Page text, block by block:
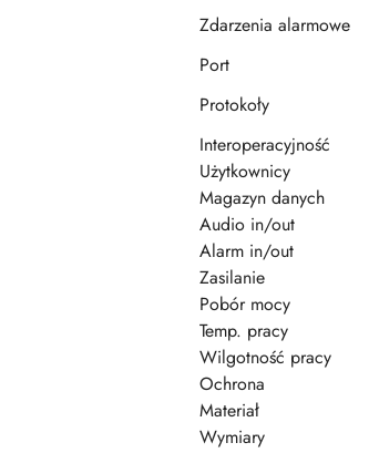
Zdarzenia alarmowe
Port
Protokoły
Interoperacyjność
Użytkownicy
Magazyn danych
Audio in/out
Alarm in/out
Zasilanie
Pobór mocy
Temp. pracy
Wilgotność pracy
Ochrona
Materiał
Wymiary